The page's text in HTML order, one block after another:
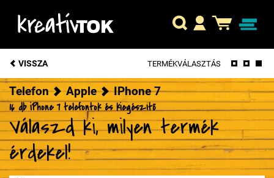
VISSZA TERMÉKVÁLASZTÁS
Telefon Apple IPhone 7
16 db iPhone 7 telefontok és kiegészítő
Válaszd ki, milyen termék
érdekel!